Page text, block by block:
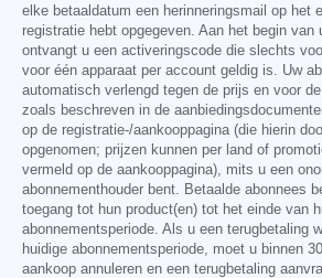
elke betaaldatum een herinneringsmail op het
registratie hebt opgegeven. Aan het begin van
ontvangt u een activeringscode die slechts
voor één apparaat per account geldig is. Uw
automatisch verlengd tegen de prijs en voor
zoals beschreven in de
op de registratie-/aankooppagina (die hierin
opgenomen; prijzen kunnen per land of
vermeld op de aankooppagina), mits u een
abonnementhouder bent. Betaalde abonnees
toegang tot hun product(en) tot het einde van
abonnementsperiode. Als u een terugbetaling
huidige abonnementsperiode, moet u binnen
aankoop annuleren en een terugbetaling